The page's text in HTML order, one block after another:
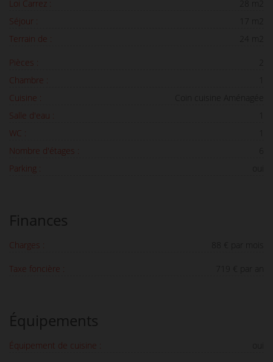
Loi Carrez :
Séjour :
Terrain de :
Pièces :
Chambre :
Cuisine :
Coin cuisine Aménagée
Salle d'eau :
WC :
Nombre d'étages :
Parking :
oui
Finances
Charges :
Taxe foncière :
Équipements
Équipement de cuisine : oui